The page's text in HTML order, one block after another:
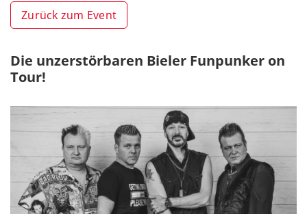
Zurück zum Event
Die unzerstörbaren Bieler Funpunker on
Tour!